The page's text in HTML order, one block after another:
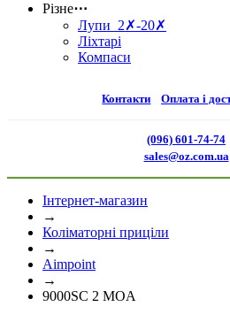
Різне⋯
Лупи 2✗-20✗
Ліхтарі
Компаси
Контакти Оплата і
(096) 601-74-74
sales@oz.com.ua
Інтернет-магазин
→
Коліматорні приціли
→
Aimpoint
→
9000SC 2 MOA